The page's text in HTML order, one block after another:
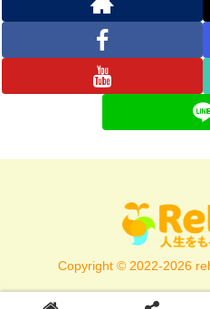
Copyright © 2022-2026